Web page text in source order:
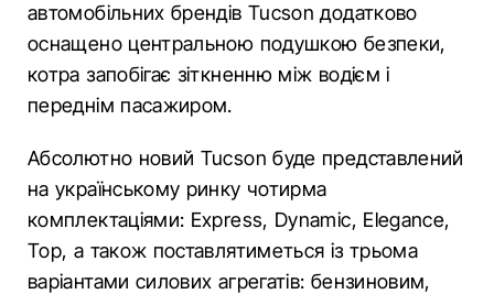
автомобільних брендів Tucson додатково
оснащено центральною подушкою безпеки,
котра запобігає зіткненню між водієм і
переднім пасажиром.
Абсолютно новий Tucson буде представлений
на українському ринку чотирма
комплектаціями: Express, Dynamic, Elegance,
Top, а також поставлятиметься із трьома
варіантами силових агрегатів: бензиновим,